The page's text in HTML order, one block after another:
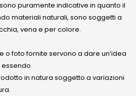
puramente indicative in quanto il
materiali naturali, sono soggetti a
vena e per colore.
o foto fornite servono a dare un’idea
in natura soggetto a variazioni